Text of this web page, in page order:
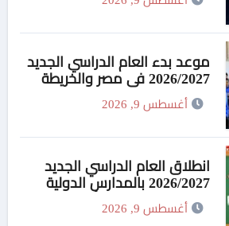
بمحافظة مطروح ومتابعة
موعد بدء العام الدراسي الجديد
2026/2027 في مصر والخريطة
الزمنية الكاملة
أغسطس 9, 2026
انطلاق العام الدراسي الجديد
2026/2027 بالمدارس الدولية
وضوابط حاسمة بشأن
المصروفات واللغة العربية
أغسطس 9, 2026